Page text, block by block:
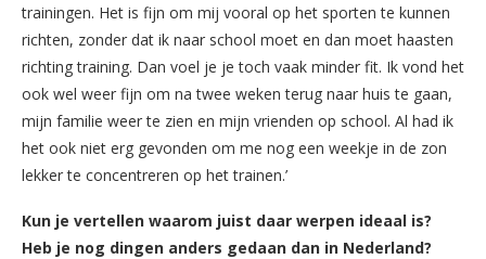
trainingen. Het is fijn om mij vooral op het sporten te kunnen
richten, zonder dat ik naar school moet en dan moet haasten
richting training. Dan voel je je toch vaak minder fit. Ik vond het
ook wel weer fijn om na twee weken terug naar huis te gaan,
mijn familie weer te zien en mijn vrienden op school. Al had ik
het ook niet erg gevonden om me nog een weekje in de zon
lekker te concentreren op het trainen.’
Kun je vertellen waarom juist daar werpen ideaal is?
Heb je nog dingen anders gedaan dan in Nederland?